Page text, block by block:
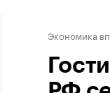
Экономика